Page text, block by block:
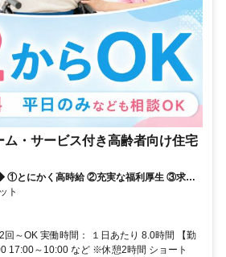
・サービス付き高齢者向け住宅
①とにかく高時給 ②充実な福利厚生 ③求人
士から「+ホップ」が選ばれています！
ト
回～OK 実働時間： １日あたり 8.0時間 【勤
17:00～10:00 など ※休憩2時間 ショート